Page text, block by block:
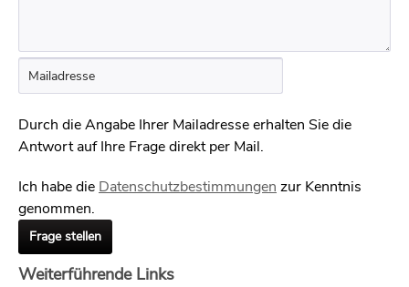
Durch die Angabe Ihrer Mailadresse erhalten Sie die
Antwort auf Ihre Frage direkt per Mail.
Ich habe die Datenschutzbestimmungen zur Kenntnis
genommen.
Frage stellen
Weiterführende Links